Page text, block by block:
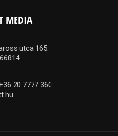
MEDIA
utca 165.
20 7777 360